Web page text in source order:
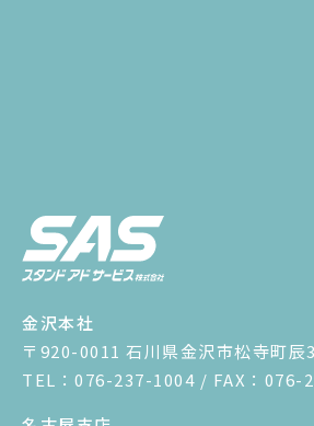
金沢本社
〒920-0011 石川県金沢市松寺町辰
TEL：076-237-1004 / FAX：